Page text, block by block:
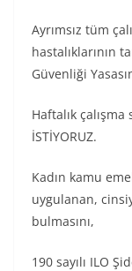
Ayrımsız tüm
hastalıklarının
Güvenliği
Haftalık
İSTİYORUZ.
Kadın kamu
uygulanan,
bulmasını,
190 sayılı ILO